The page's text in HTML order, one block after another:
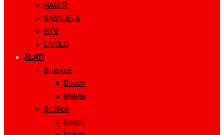
HAGER
RASVJETA
GTV
LIVOLO
ALATI
Brusilice
Bosch
Makita
Bušilice
Bosch